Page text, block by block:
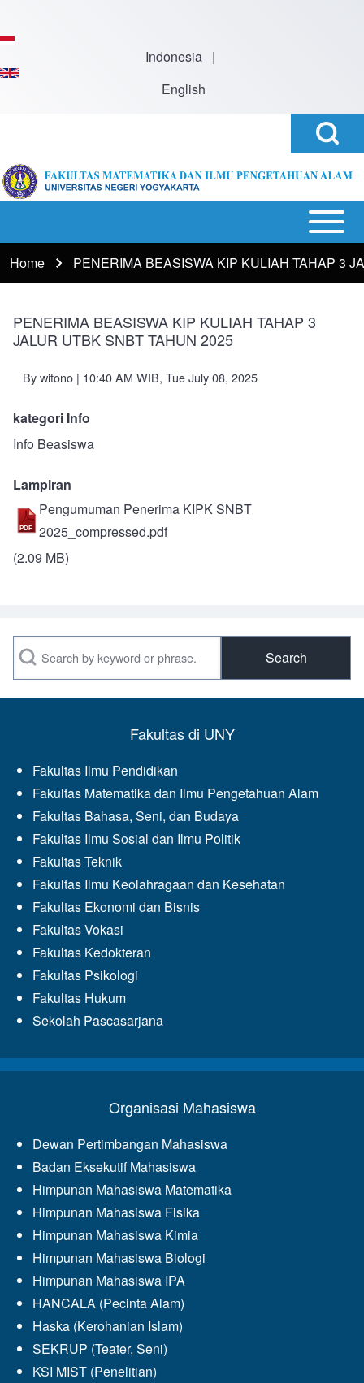
Indonesia |
English
Search
Block
navigation
Open or
Close
horizontal
Menu
Breadcrumb
Home PENERIMA BEASISWA KIP KULIAH TAHAP 3
PENERIMA BEASISWA KIP KULIAH TAHAP 3
JALUR UTBK SNBT TAHUN 2025
Bywitono | 10:40 AM WIB, Tue July 08, 2025
kategori Info
Info Beasiswa
Lampiran
Pengumuman Penerima KIPK SNBT
2025_compressed.pdf
(2.09 MB)
Search
Fakultas di UNY
Fakultas Ilmu Pendidikan
Fakultas Matematika dan Ilmu Pengetahuan Alam
Fakultas Bahasa, Seni, dan Budaya
Fakultas Ilmu Sosial dan Ilmu Politik
Fakultas Teknik
Fakultas Ilmu Keolahragaan dan Kesehatan
Fakultas Ekonomi dan Bisnis
Fakultas Vokasi
Fakultas Kedokteran
Fakultas Psikologi
Fakultas Hukum
Sekolah Pascasarjana
Organisasi Mahasiswa
Dewan Pertimbangan Mahasiswa
Badan Eksekutif Mahasiswa
Himpunan Mahasiswa Matematika
Himpunan Mahasiswa Fisika
Himpunan Mahasiswa Kimia
Himpunan Mahasiswa Biologi
Himpunan Mahasiswa IPA
HANCALA (Pecinta Alam)
Haska (Kerohanian Islam)
SEKRUP (Teater, Seni)
KSI MIST (Penelitian)